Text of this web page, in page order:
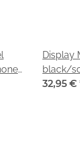
Display
black/
(A2105)
32,95 €